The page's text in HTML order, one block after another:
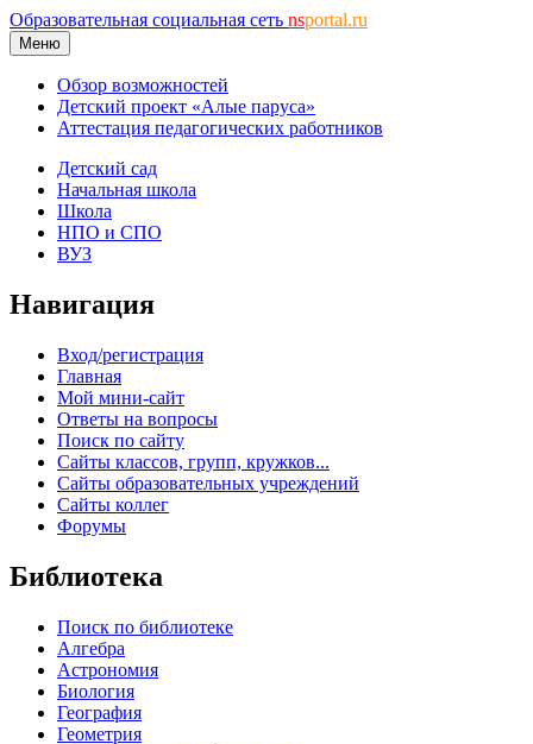
Образовательная социальная сеть nsportal.ru
Меню
Обзор возможностей
Детский проект «Алые паруса»
Аттестация педагогических работников
Детский сад
Начальная школа
Школа
НПО и СПО
ВУЗ
Навигация
Вход/регистрация
Главная
Мой мини-сайт
Ответы на вопросы
Поиск по сайту
Сайты классов, групп, кружков...
Сайты образовательных учреждений
Сайты коллег
Форумы
Библиотека
Поиск по библиотеке
Алгебра
Астрономия
Биология
География
Геометрия